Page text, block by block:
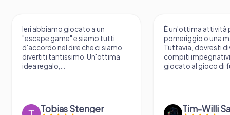
Ieri abbiamo giocato a un
"escape game" e siamo tutti
d'accordo nel dire che ci siamo
divertiti tantissimo. Un'ottima
idea regalo,...
Tobias Stenger
È un'ottima attività
pomeriggio o una
Tuttavia, dovresti
compiti
giocato al gioco di
Tim-Willi